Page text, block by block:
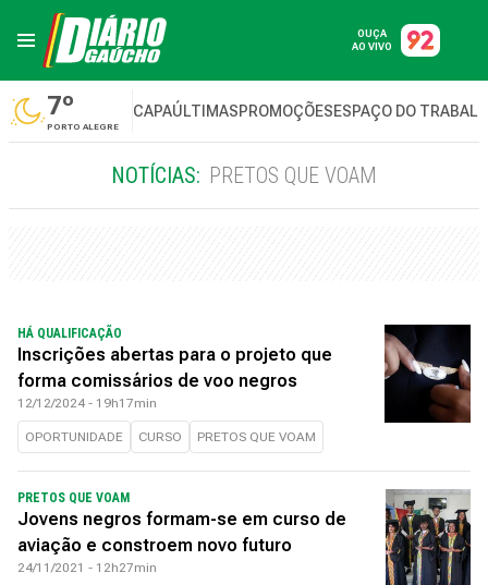
OUÇA
AO VIVO
7º
PORTO ALEGRE
CAPAÚLTIMASPROMOÇÕESESPAÇO DO
NOTÍCIAS: PRETOS QUE VOAM
HÁ QUALIFICAÇÃO
Inscrições abertas para o projeto que
forma comissários de voo negros
12/12/2024 - 19h17min
OPORTUNIDADE CURSO PRETOS QUE VOAM
PRETOS QUE VOAM
Jovens negros formam-se em curso de
aviação e constroem novo futuro
24/11/2021 - 12h27min